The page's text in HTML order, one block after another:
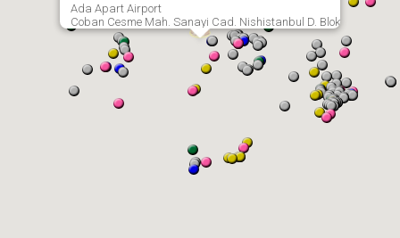
Ada Apart Airport
Coban Cesme Mah. Sanayi Cad. Nishistanbul D. Blok